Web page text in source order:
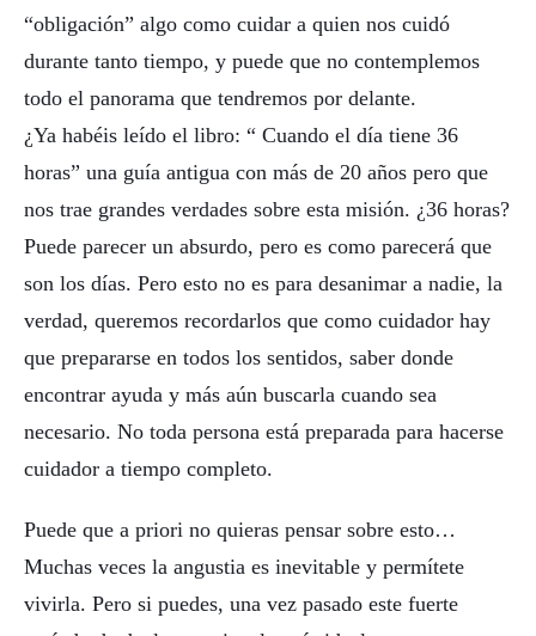
“obligación” algo como cuidar a quien nos cuidó
durante tanto tiempo, y puede que no contemplemos
todo el panorama que tendremos por delante.
¿Ya habéis leído el libro: “ Cuando el día tiene 36
horas” una guía antigua con más de 20 años pero que
nos trae grandes verdades sobre esta misión. ¿36 horas?
Puede parecer un absurdo, pero es como parecerá que
son los días. Pero esto no es para desanimar a nadie, la
verdad, queremos recordarlos que como cuidador hay
que prepararse en todos los sentidos, saber donde
encontrar ayuda y más aún buscarla cuando sea
necesario. No toda persona está preparada para hacerse
cuidador a tiempo completo.
Puede que a priori no quieras pensar sobre esto…
Muchas veces la angustia es inevitable y permítete
vivirla. Pero si puedes, una vez pasado este fuerte